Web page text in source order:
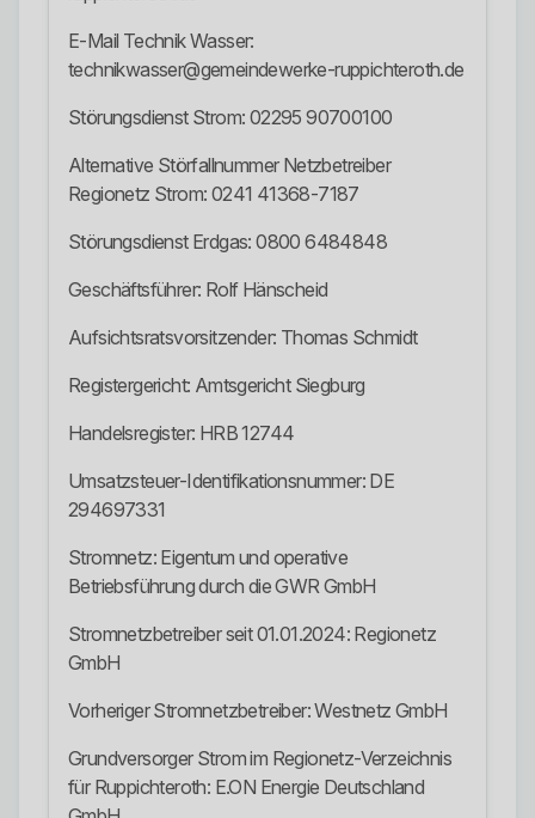
E-Mail Technik Wasser:
technikwasser@gemeindewerke-ruppichteroth.de
Störungsdienst Strom: 02295 90700100
Alternative Störfallnummer Netzbetreiber
Regionetz Strom: 0241 41368-7187
Störungsdienst Erdgas: 0800 6484848
Geschäftsführer: Rolf Hänscheid
Aufsichtsratsvorsitzender: Thomas Schmidt
Registergericht: Amtsgericht Siegburg
Handelsregister: HRB 12744
Umsatzsteuer-Identifikationsnummer: DE
294697331
Stromnetz: Eigentum und operative
Betriebsführung durch die GWR GmbH
Stromnetzbetreiber seit 01.01.2024: Regionetz
GmbH
Vorheriger Stromnetzbetreiber: Westnetz GmbH
Grundversorger Strom im Regionetz-Verzeichnis
für Ruppichteroth: E.ON Energie Deutschland